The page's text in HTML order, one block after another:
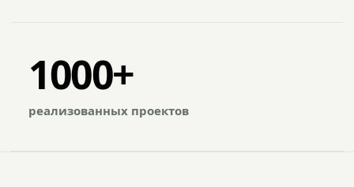
1000+
реализованных проектов